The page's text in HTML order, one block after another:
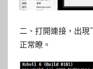
二、打開連接，出現
正常瞭。